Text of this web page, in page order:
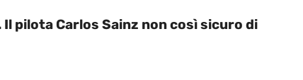
pilota Carlos Sainz non così sicuro di